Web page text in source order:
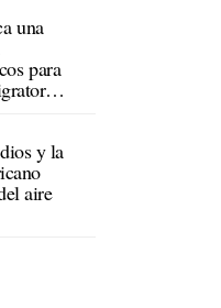
una
para
y la
aire